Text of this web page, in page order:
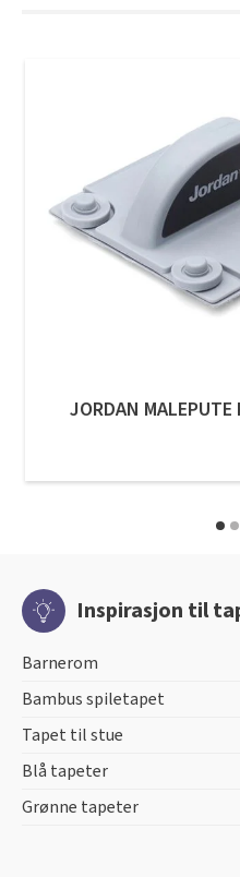
JORDAN MALEPUTE
Inspirasjon til
Barnerom
Bambus spiletapet
Tapet til stue
Blå tapeter
Grønne tapeter